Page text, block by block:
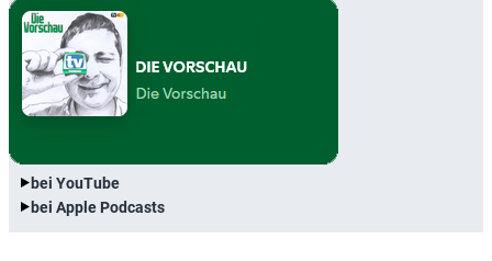
bei YouTube
bei Apple Podcasts